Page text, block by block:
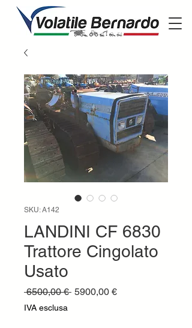
SKU: A142
LANDINI CF 6830
Trattore Cingolato
Usato
6500,00 € Prezzo
5900,00 €Prezzo
IVA esclusa